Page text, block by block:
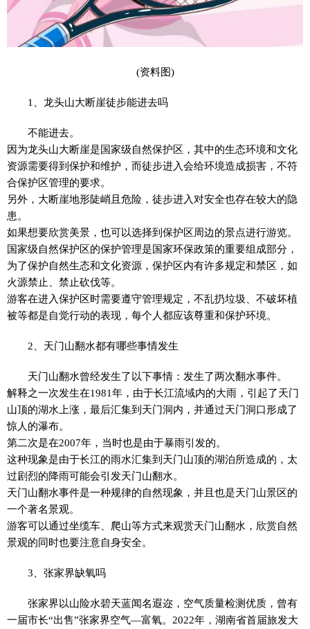
(资料图)
1、龙头山大断崖徒步能进去吗
不能进去。
因为龙头山大断崖是国家级自然保护区，其中的生态环境和文化
资源需要得到保护和维护，而徒步进入会给环境造成损害，不符
合保护区管理的要求。
另外，大断崖地形陡峭且危险，徒步进入对安全也存在较大的隐
患。
如果想要欣赏美景，也可以选择到保护区周边的景点进行游览。
国家级自然保护区的保护管理是国家环保政策的重要组成部分，
为了保护自然生态和文化资源，保护区内有许多规定和禁区，如
火源禁止、禁止砍伐等。
游客在进入保护区时需要遵守管理规定，不乱扔垃圾、不破坏植
被等都是自觉行动的表现，每个人都应该尊重和保护环境。
2、天门山翻水都有哪些事情发生
天门山翻水曾经发生了以下事情：发生了两次翻水事件。
解释之一次发生在1981年，由于长江流域内的大雨，引起了天门
山顶的湖水上涨，最后汇集到天门洞内，并通过天门洞口形成了
惊人的瀑布。
第二次是在2007年，当时也是由于暴雨引发的。
这种现象是由于长江的雨水汇集到天门山顶的湖泊所造成的，太
过剧烈的降雨可能会引发天门山翻水。
天门山翻水事件是一种规律的自然现象，并且也是天门山景区的
一个著名景观。
游客可以通过坐缆车、爬山等方式来观赏天门山翻水，欣赏自然
景观的同时也要注意自身安全。
3、张家界缺氧吗
张家界以山险水碧天蓝闻名遐迩，空气质量检测优质，曾有
一届市长“出售”张家界空气—富氧。2022年，湖南省首届旅发大